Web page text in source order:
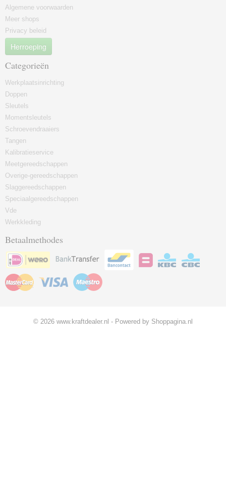
Algemene voorwaarden
Meer shops
Privacy beleid
Herroeping
Categorieën
Werkplaatsinrichting
Doppen
Sleutels
Momentsleutels
Schroevendraaiers
Tangen
Kalibratieservice
Meetgereedschappen
Overige-gereedschappen
Slaggereedschappen
Speciaalgereedschappen
Vde
Werkkleding
Betaalmethodes
© 2026 www.kraftdealer.nl - Powered by Shoppagina.nl